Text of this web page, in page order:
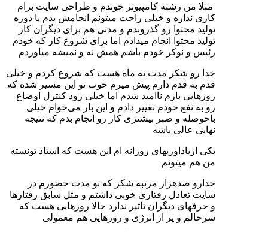
مثلا من رشته کامپیوتر خوندم و طراحی سایت برام
کاری نداره و خیلی راحت میتونم انجامش بدم یا دوره
تولید محتوا رو گذروندم و مدتی هم برای دیگران کار
تولید محتوا انجام میدادم اما برای شروع کار که خودم
رئیس و نوکر خودم باشم همش نه و نمیشه میاوردم
خدا رو شکر مدت یه ماه هست که شروع کردم و خیلی
قدم به قدم دارم پیش میرم خوب تو این مسیر شده که
روزهایی بازم ناامید شدم اما خیلی زود کنترل اوضاع
رو به نفع خودم تغییر دادم و این بار می‌خوام خیلی
باحوصله و صبر بیشتری کار رو انجام بدم که نتیجه
نهایی عالی باشه
یکی ازیاداوریهای روزانه ام این هست که استاد تونسته
من هم میتونم
خدارو صدهزار مرتبه شکر که تو مدت حضورم در
سایت تعادل رفتاری خوبی داشتم و مثل سابق رفتارها
و حرفهای دیگران تاثیر ندارد حالا روزهایی هست که
سرحالم و پر از انرژی و روزهایی هم معمولی